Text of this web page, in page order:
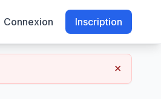
Connexion Inscription
×